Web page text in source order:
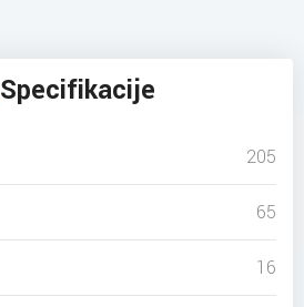
Specifikacije
205
65
16